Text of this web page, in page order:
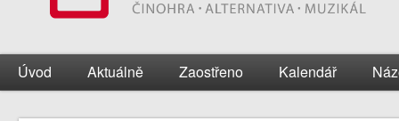
Úvod Aktuálně Zaostřeno Kalendář